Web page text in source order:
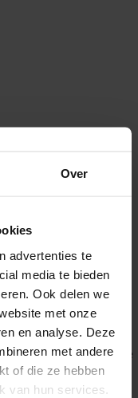
Over
advertenties te
media te bieden
Ook delen we
met onze
en analyse. Deze
met andere
of die ze hebben
van hun services.
has occurred while
console for more